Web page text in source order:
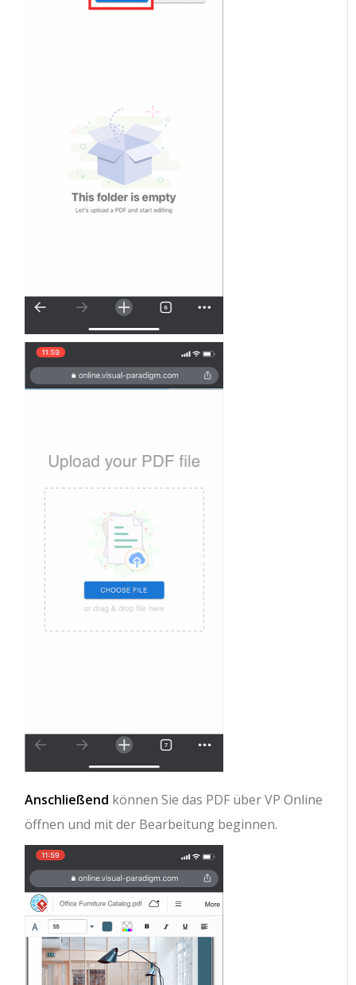
Anschließend können Sie das PDF über VP Online
öffnen und mit der Bearbeitung beginnen.